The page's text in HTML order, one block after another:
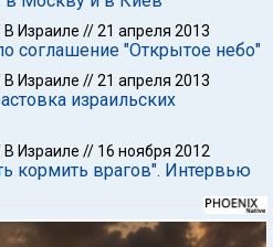
В Израиле //21 апреля 2013
соглашение "Открытое небо"
В Израиле //21 апреля 2013
израильских
В Израиле // 16 ноября 2012
кормить врагов". Интервью